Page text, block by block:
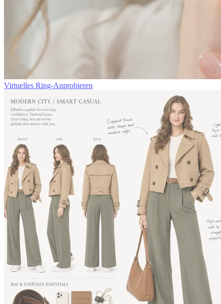
Virtuelles Ring-Anprobieren